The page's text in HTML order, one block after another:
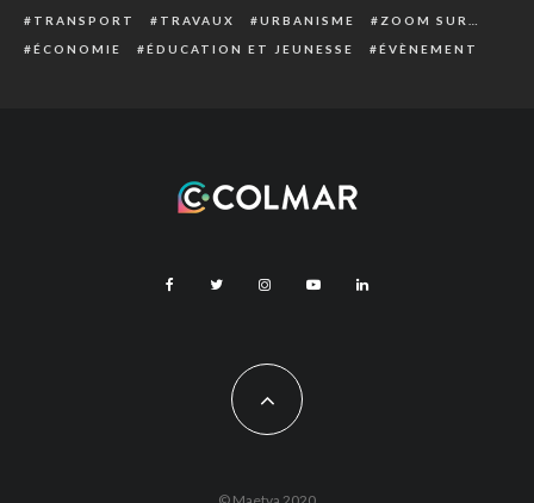
TRANSPORT
TRAVAUX URBANISME
ZOOM SUR…
ÉCONOMIE
ÉDUCATION ET JEUNESSE ÉVÈNEMENT